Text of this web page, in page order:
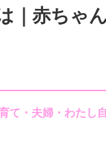
｜赤ちゃ
て・夫婦・わたし